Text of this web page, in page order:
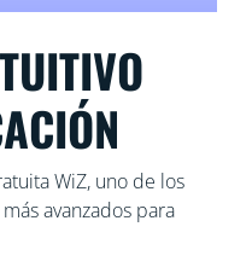
WiZ, uno de los
avanzados para